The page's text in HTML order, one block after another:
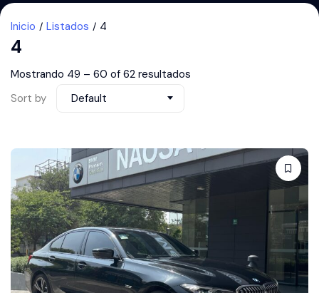
Inicio Listados 4
4
Mostrando 49 – 60 of 62 resultados
Sort by
Default